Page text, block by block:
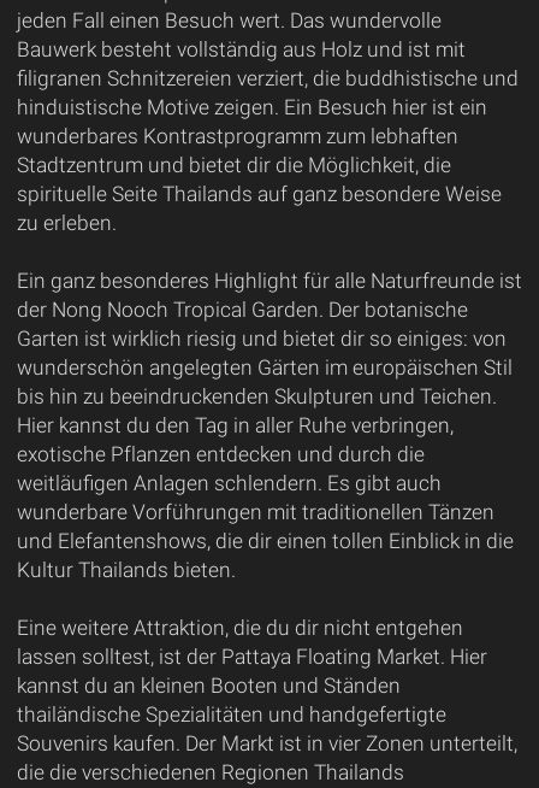
jeden Fall einen Besuch wert. Das wundervolle
Bauwerk besteht vollständig aus Holz und ist mit
filigranen Schnitzereien verziert, die buddhistische und
hinduistische Motive zeigen. Ein Besuch hier ist ein
wunderbares Kontrastprogramm zum lebhaften
Stadtzentrum und bietet dir die Möglichkeit, die
spirituelle Seite Thailands auf ganz besondere Weise
zu erleben.
Ein ganz besonderes Highlight für alle Naturfreunde ist
der Nong Nooch Tropical Garden. Der botanische
Garten ist wirklich riesig und bietet dir so einiges: von
wunderschön angelegten Gärten im europäischen Stil
bis hin zu beeindruckenden Skulpturen und Teichen.
Hier kannst du den Tag in aller Ruhe verbringen,
exotische Pflanzen entdecken und durch die
weitläufigen Anlagen schlendern. Es gibt auch
wunderbare Vorführungen mit traditionellen Tänzen
und Elefantenshows, die dir einen tollen Einblick in die
Kultur Thailands bieten.
Eine weitere Attraktion, die du dir nicht entgehen
lassen solltest, ist der Pattaya Floating Market. Hier
kannst du an kleinen Booten und Ständen
thailändische Spezialitäten und handgefertigte
Souvenirs kaufen. Der Markt ist in vier Zonen unterteilt,
die die verschiedenen Regionen Thailands